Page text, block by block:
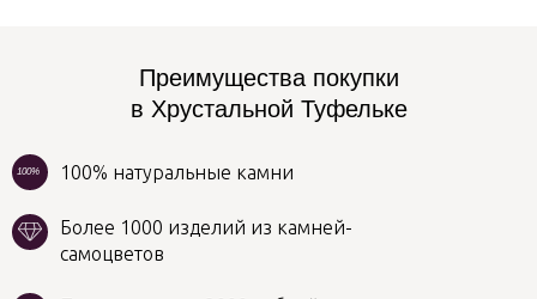
100% натуральные камни
100%
Преимущества покупки
в Хрустальной Туфельке
Более 1000 изделий из камней-
самоцветов